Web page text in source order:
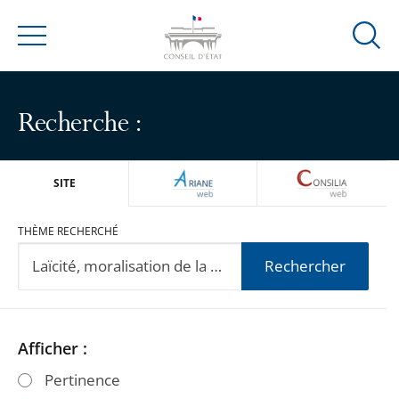
Menu
Ouvrir
Recherche :
SITE ARIANEWEB
THÈME RECHERCHÉ
Rechercher
Passer
les
Passer
les
Afficher :
Pertinence